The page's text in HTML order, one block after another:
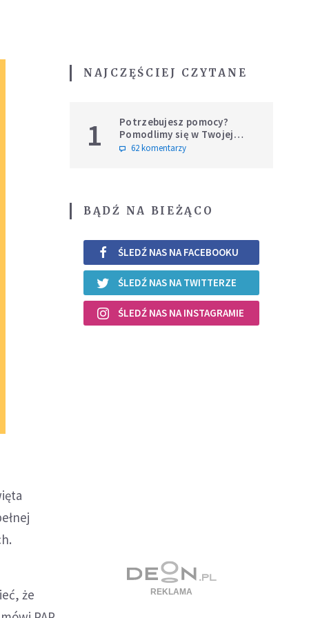
że
NAJCZĘŚCIEJ CZYTANE
1
Potrzebujesz pomocy?
Pomodlimy się w Twojej
intencji
62 komentarzy
BĄDŹ NA BIEŻĄCO
ŚLEDŹ NAS NA FACEBOOKU
ŚLEDŹ NAS NA TWITTERZE
ŚLEDŹ NAS NA INSTAGRAMIE